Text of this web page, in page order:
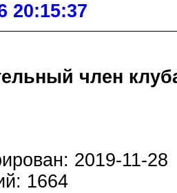
20:15:37
член
2019-11-28
1664